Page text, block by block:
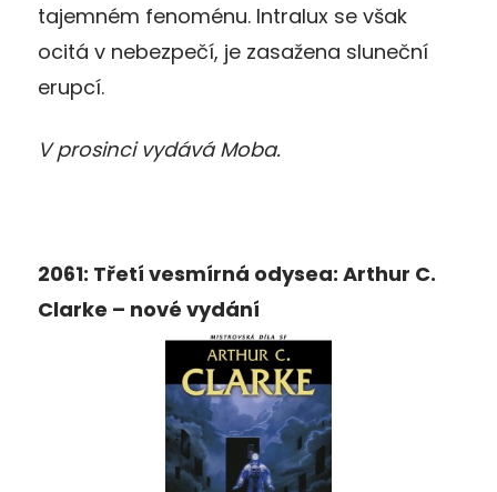
tajemném fenoménu. Intralux se však
ocitá v nebezpečí, je zasažena sluneční
erupcí.
V prosinci vydává Moba.
2061: Třetí vesmírná odysea: Arthur C.
Clarke – nové vydání